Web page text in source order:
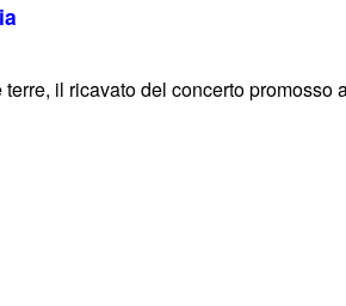
il ricavato del concerto promosso